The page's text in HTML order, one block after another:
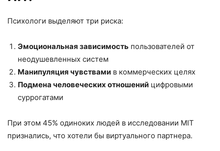
Психологи выделяют три риска:
Эмоциональная зависимость пользователей от
неодушевленных систем
Манипуляция чувствами в коммерческих целях
Подмена человеческих отношений цифровыми
суррогатами
При этом 45% одиноких людей в исследовании MIT
признались, что хотели бы виртуального партнера.